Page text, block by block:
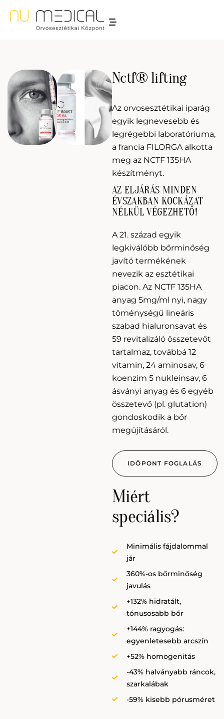
Nctf® lifting
Az orvosesztétikai iparág
egyik legnevesebb és
legrégebbi laboratóriuma,
a francia FILORGA alkotta
meg az NCTF 135HA
készítményt.
AZ ELJÁRÁS MINDEN
ÉVSZAKBAN KOCKÁZAT
NÉLKÜL VÉGEZHETŐ!
A 21. század egyik
legkiválóbb bőrminőség
javító termékének
nevezik az esztétikai
piacon. Az NCTF 135HA
anyag 5mg/ml nyi, nagy
töménységű lineáris
szabad hialuronsavat és
59 revitalizáló összetevőt
tartalmaz, továbbá 12
vitamin, 24 aminosav, 6
koenzim 5 nukleinsav, 6
ásványi anyag és 6 egyéb
összetevő (pl. glutation)
gondoskodik a bőr
megújításáról.
IDŐPONT FOGLALÁS
Miért
speciális?
Minimális fájdalommal
jár
360%-os bőrminőség
javulás
+132% hidratált,
tónusosabb bőr
+144% ragyogás:
egyenletesebb arcszín
+52% homogenitás
-43% halványabb ráncok,
szarkalábak
-59% kisebb pórusméret